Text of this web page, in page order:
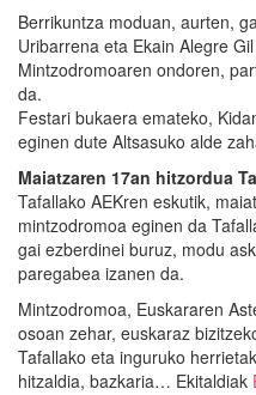
Berrikuntza moduan, aurten,
Uribarrena eta Ekain Alegre
Mintzodromoaren ondoren,
da.
Festari bukaera emateko,
eginen dute Altsasuko alde
Maiatzaren 17an hitzordua
Tafallako AEKren eskutik,
mintzodromoa eginen da
gai ezberdinei buruz, modu
paregabea izanen da.
Mintzodromoa, Euskararen
osoan zehar, euskaraz
Tafallako eta inguruko
hitzaldia, bazkaria… Ekitaldiak